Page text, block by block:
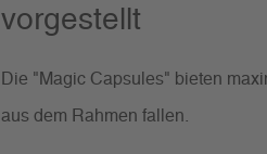
vorgestellt
Die "Magic Capsules" bieten
aus dem Rahmen fallen.